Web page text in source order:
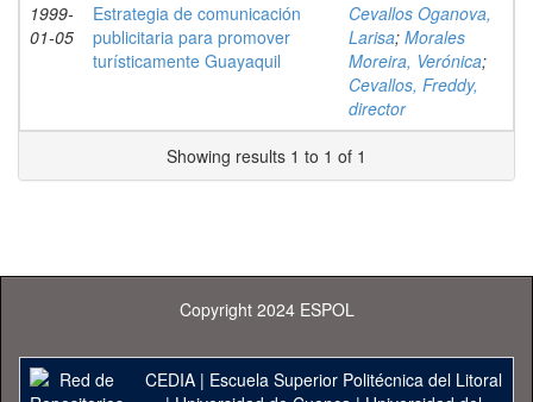
1999-
01-05
Estrategia de comunicación
publicitaria para promover
turísticamente Guayaquil
Cevallos Oganova,
Larisa; Morales
Moreira, Verónica;
Cevallos, Freddy,
director
Showing results 1 to 1 of 1
Copyright 2024 ESPOL
CEDIA| Escuela Superior Politécnica del Litoral